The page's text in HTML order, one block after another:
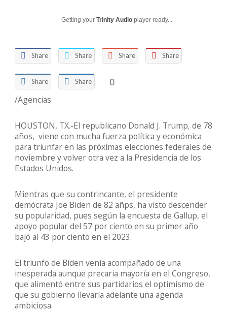
Getting your Trinity Audio player ready...
Share Share Share Share
Share Share 0
/Agencias
HOUSTON, TX.-El republicano Donald J. Trump, de 78
años, viene con mucha fuerza política y económica
para triunfar en las próximas elecciones federales de
noviembre y volver otra vez a la Presidencia de los
Estados Unidos.
Mientras que su contrincante, el presidente
demócrata Joe Biden de 82 añps, ha visto descender
su popularidad, pues según la encuesta de Gallup, el
apoyo popular del 57 por ciento en su primer año
bajó al 43 por ciento en el 2023.
El triunfo de Biden venía acompañado de una
inesperada aunque precaria mayoría en el Congreso,
que alimentó entre sus partidarios el optimismo de
que su gobierno llevaría adelante una agenda
ambiciosa.